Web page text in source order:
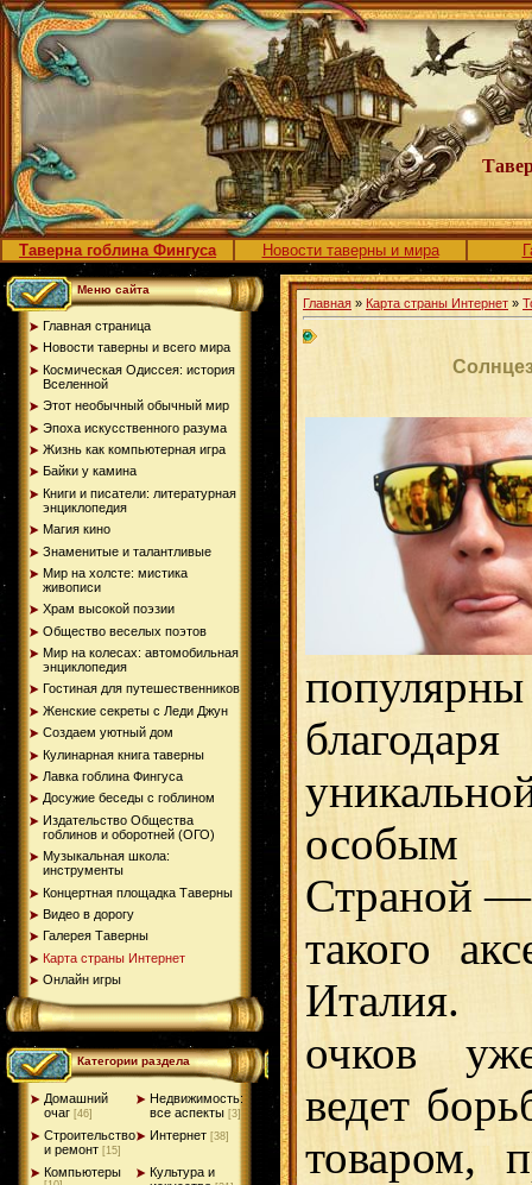
Таверна гоблина Фингуса Новости таверны и мира
Меню сайта
Главная страница
Новости таверны и всего мира
Космическая Одиссея: история
Вселенной
Этот необычный обычный мир
Эпоха искусственного разума
Жизнь как компьютерная игра
Байки у камина
Книги и писатели: литературная
энциклопедия
Магия кино
Знаменитые и талантливые
Мир на холсте: мистика
живописи
Храм высокой поэзии
Общество веселых поэтов
Мир на колесах: автомобильная
энциклопедия
Гостиная для путешественников
Женские секреты с Леди Джун
Создаем уютный дом
Кулинарная книга таверны
Лавка гоблина Фингуса
Досужие беседы с гоблином
Издательство Общества
гоблинов и оборотней (ОГО)
Музыкальная школа:
инструменты
Концертная площадка Таверны
Видео в дорогу
Галерея Таверны
Карта страны Интернет
Онлайн игры
Категории раздела
Домашний
очаг [46]
Недвижимость:
все аспекты [3]
Строительство
и ремонт [15]
Интернет [38]
Компьютеры
Культура и
Главная » Карта страны Интернет »
особым
Страной —
такого
Италия.
очков
ведет
товаром,